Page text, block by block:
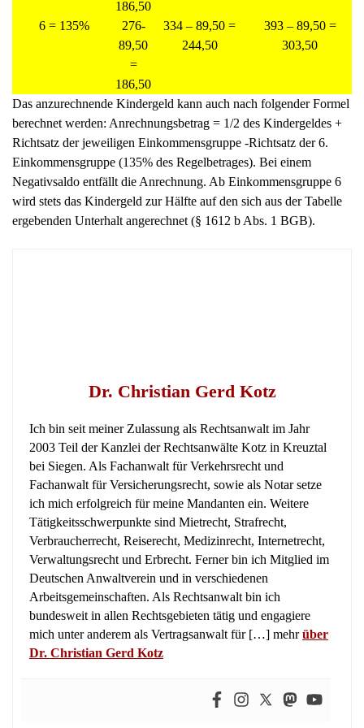
186,50
6 = 135%
276-
89,50
=
186,50
334 – 89,50 =
244,50
393 – 89,50 =
303,50
Das anzurechnende Kindergeld kann auch nach folgender Formel
berechnet werden: Anrechnungsbetrag = 1/2 des Kindergeldes +
Richtsatz der jeweiligen Einkommensgruppe -Richtsatz der 6.
Einkommensgruppe (135% des Regelbetrages). Bei einem
Negativsaldo entfällt die Anrechnung. Ab Einkommensgruppe 6
wird stets das Kindergeld zur Hälfte auf den sich aus der Tabelle
ergebenden Unterhalt angerechnet (§ 1612 b Abs. 1 BGB).
Dr. Christian Gerd Kotz
Ich bin seit meiner Zulassung als Rechtsanwalt im Jahr
2003 Teil der Kanzlei der Rechtsanwälte Kotz in Kreuztal
bei Siegen. Als Fachanwalt für Verkehrsrecht und
Fachanwalt für Versicherungsrecht, sowie als Notar setze
ich mich erfolgreich für meine Mandanten ein. Weitere
Tätigkeitsschwerpunkte sind Mietrecht, Strafrecht,
Verbraucherrecht, Reiserecht, Medizinrecht, Internetrecht,
Verwaltungsrecht und Erbrecht. Ferner bin ich Mitglied im
Deutschen Anwaltverein und in verschiedenen
Arbeitsgemeinschaften. Als Rechtsanwalt bin ich
bundesweit in allen Rechtsgebieten tätig und engagiere
mich unter anderem als Vertragsanwalt für […] mehrüber
Dr. Christian Gerd Kotz